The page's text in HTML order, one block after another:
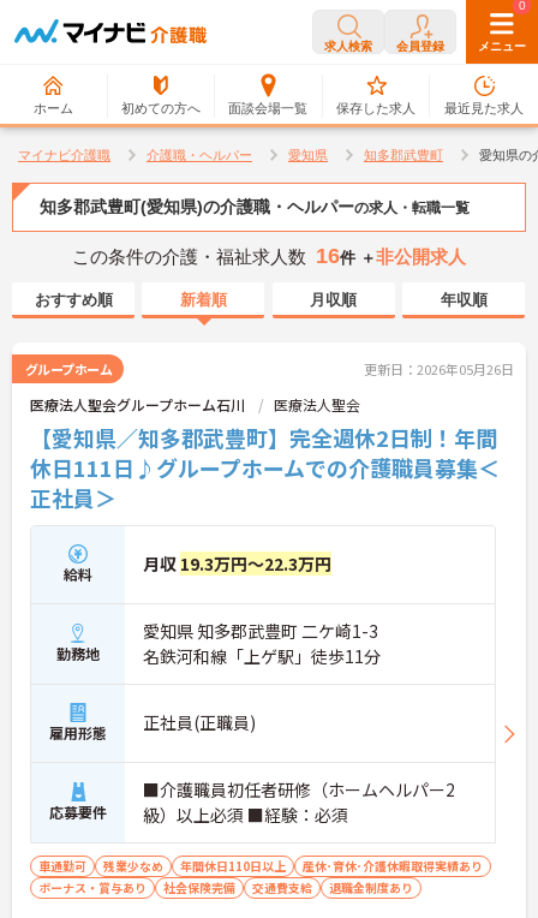
求人検索 会員登録 メニュー
ホーム 初めての方へ 面談会場一覧
0
保存した求人
0
最近見た求人
マイナビ介護職 介護職・ヘルパー 愛知県 知多郡武豊町 愛知県の
知多郡武豊町(愛知県)の介護職・ヘルパーの求人・転職一覧
この条件の介護・福祉求人数 16件 ＋非公開求人
おすすめ順 新着順 月収順 年収順
グループホーム 更新日：2026年05月26日
医療法人聖会グループホーム石川 医療法人聖会
【愛知県／知多郡武豊町】完全週休2日制！年間
休日111日♪グループホームでの介護職員募集＜
正社員＞
給料 月収 19.3万円～22.3万円
勤務地
愛知県 知多郡武豊町 二ケ崎1-3
名鉄河和線「上ゲ駅」徒歩11分
雇用形態 正社員(正職員)
応募要件
■介護職員初任者研修（ホームヘルパー2
級）以上必須 ■経験：必須
車通勤可 残業少なめ 年間休日110日以上
産休･育休･介護休暇取得実績あり
ボーナス・賞与あり
社会保険完備 交通費支給 退職金制度あり